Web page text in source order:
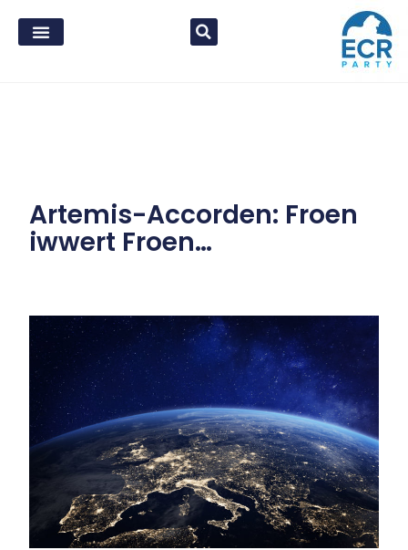
Artemis-Accorden: Froen
iwwert Froen…